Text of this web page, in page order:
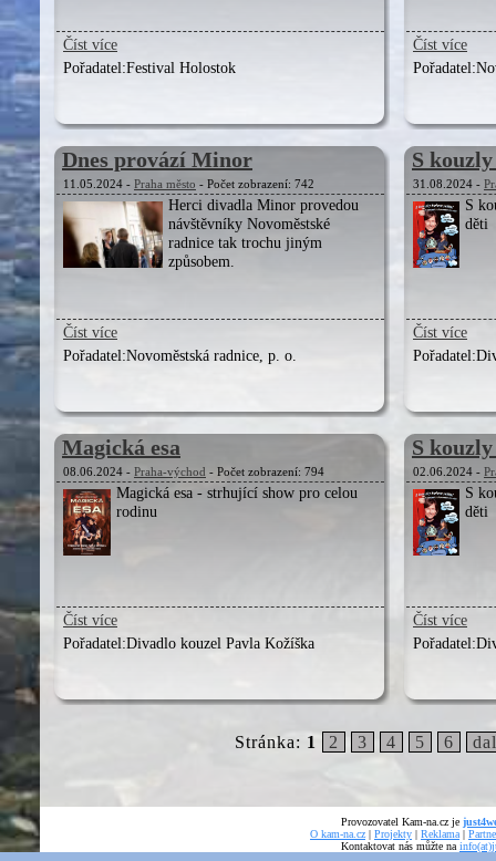
Číst více
Pořadatel:Festival Holostok
Číst více
Pořadatel:
Dnes provází Minor
11.05.2024 - Praha město - Počet zobrazení: 742
Herci divadla Minor provedou
návštěvníky Novoměstské
radnice tak trochu jiným
způsobem.
Číst více
Pořadatel:Novoměstská radnice, p. o.
S
31.08.2024 -
S
děti
Číst více
Pořadatel:
Magická esa
08.06.2024 - Praha-východ - Počet zobrazení: 794
Magická esa - strhující show pro celou
rodinu
Číst více
Pořadatel:Divadlo kouzel Pavla Kožíška
S
02.06.2024 -
S
děti
Číst více
Pořadatel:
Stránka: 1 2 3 4 5 6
Provozovatel Kam-na.cz je
O kam-na.cz | Projekty | Reklama |
Kontaktovat nás můžte na